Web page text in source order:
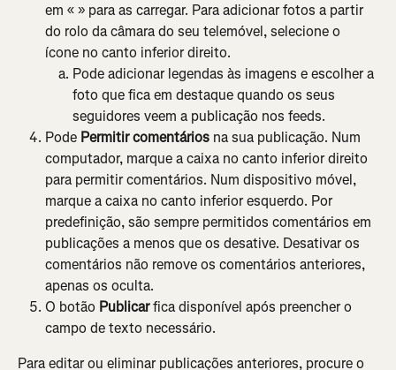
em «» para as carregar. Para adicionar fotos a partir
do rolo da câmara do seu telemóvel, selecione o
ícone no canto inferior direito.
Pode adicionar legendas às imagens e escolher a
foto que fica em destaque quando os seus
seguidores veem a publicação nos feeds.
Pode Permitir comentários na sua publicação. Num
computador, marque a caixa no canto inferior direito
para permitir comentários. Num dispositivo móvel,
marque a caixa no canto inferior esquerdo. Por
predefinição, são sempre permitidos comentários em
publicações a menos que os desative. Desativar os
comentários não remove os comentários anteriores,
apenas os oculta.
O botão Publicar fica disponível após preencher o
campo de texto necessário.
Para editar ou eliminar publicações anteriores, procure o